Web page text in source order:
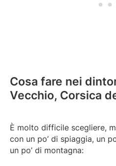
Cosa fare nei
Vecchio, Corsica
È molto difficile scegliere,
con un po’ di spiaggia, un
un po’ di montagna: